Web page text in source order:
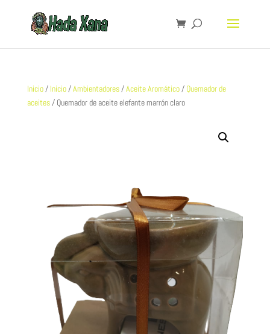
Inicio/ Inicio/Ambientadores/Aceite Aromático/ Quemador de
aceites/ Quemador de aceite elefante marrón claro